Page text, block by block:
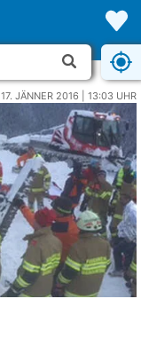
17. JÄNNER 2016 | 13:03 UHR